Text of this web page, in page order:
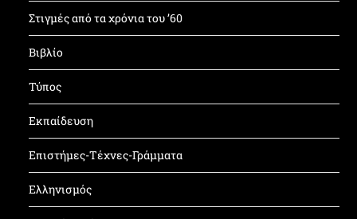
Στιγμές από τα χρόνια του ’60
Βιβλίο
Τύπος
Εκπαίδευση
Επιστήμες-Τέχνες-Γράμματα
Ελληνισμός